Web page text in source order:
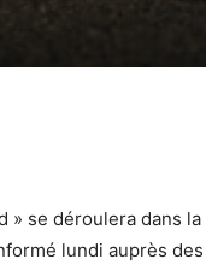
se déroulera dans
lundi auprès